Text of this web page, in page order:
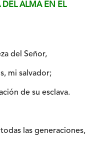
ALMA EN EL
del Señor,
mi salvador;
de su esclava.
las generaciones,